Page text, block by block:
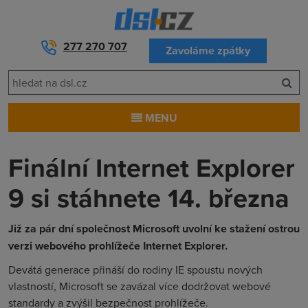
277 270 707 Zavoláme zpátky
MENU
Finální Internet Explorer
9 si stáhnete 14. března
Již za pár dní společnost Microsoft uvolní ke stažení ostrou
verzi webového prohlížeče Internet Explorer.
Devátá generace přináší do rodiny IE spoustu nových
vlastností, Microsoft se zavázal více dodržovat webové
standardy a zvýšil bezpečnost prohlížeče.